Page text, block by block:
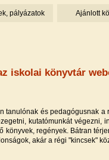
pályázatok Ajánlott
iskolai könyvtár
tanulónak és pedagógusnak a
kutatómunkát végezni,
könyvek, regények. Bátran
akár a régi "kincsek"